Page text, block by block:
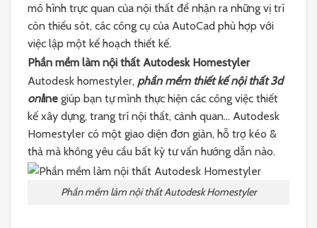
mô hình trực quan của nội thất để nhận ra những vị trí
còn thiếu sót, các công cụ của AutoCad phù hợp với
việc lập một kế hoạch thiết kế.
Phần mềm làm nội thất Autodesk Homestyler
Autodesk homestyler, phần mềm thiết kế nội thất 3d
online giúp bạn tự mình thực hiện các công việc thiết
kế xây dựng, trang trí nội thất, cảnh quan… Autodesk
Homestyler có một giao diện đơn giản, hỗ trợ kéo &
thả mà không yêu cầu bất kỳ tư vấn hướng dẫn nào.
Phần mềm làm nội thất Autodesk Homestyler